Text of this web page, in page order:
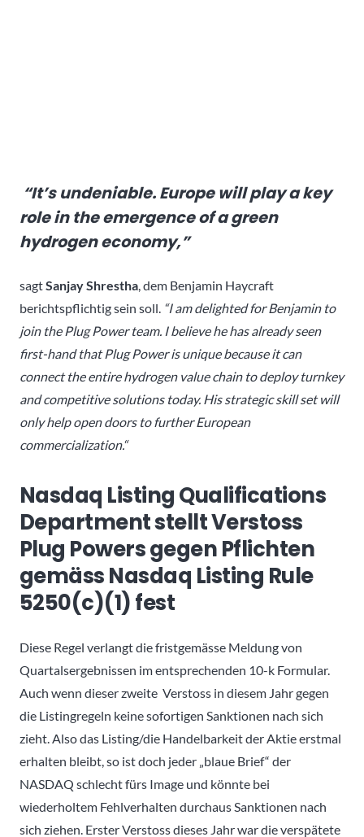
“It’s undeniable. Europe will play a key
role in the emergence of a green
hydrogen economy,”
sagtSanjay Shrestha, dem Benjamin Haycraft
berichtspflichtig sein soll. “I am delighted for Benjamin to
join the Plug Power team. I believe he has already seen
first-hand that Plug Power is unique because it can
connect the entire hydrogen value chain to deploy turnkey
and competitive solutions today. His strategic skill set will
only help open doors to further European
commercialization.“
Nasdaq Listing Qualifications
Department stellt Verstoss
Plug Powers gegen Pflichten
gemäss Nasdaq Listing Rule
5250(c)(1) fest
Diese Regel verlangt die fristgemässe Meldung von
Quartalsergebnissen im entsprechenden 10-k Formular.
Auch wenn dieser zweite Verstoss in diesem Jahr gegen
die Listingregeln keine sofortigen Sanktionen nach sich
zieht. Also das Listing/die Handelbarkeit der Aktie erstmal
erhalten bleibt, so ist doch jeder „blaue Brief“ der
NASDAQ schlecht fürs Image und könnte bei
wiederholtem Fehlverhalten durchaus Sanktionen nach
sich ziehen. Erster Verstoss dieses Jahr war die verspätete